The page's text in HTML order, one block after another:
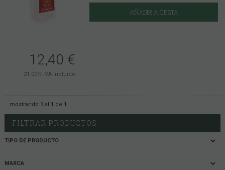
12,40 €
21.00% IVA incluido
AÑADIR A CESTA
mostrando 1 al 1 de 1
FILTRAR PRODUCTOS
TIPO DE PRODUCTO
MARCA